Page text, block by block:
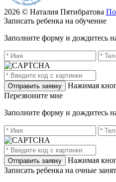
2026 © Наталия Пятибратова
Записать ребенка на обучение
Заполните форму и дождитесь
Нажимая
Перезвоните мне
Заполните форму и дождитесь
Нажимая
Записать ребенка на очные